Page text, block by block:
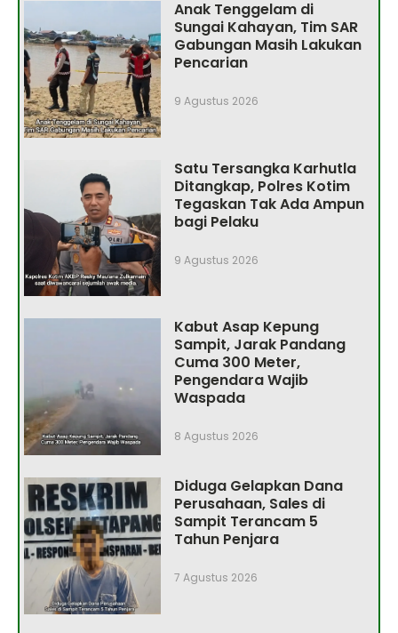
Anak Tenggelam di
Sungai Kahayan, Tim SAR
Gabungan Masih Lakukan
Pencarian
9 Agustus 2026
Satu Tersangka Karhutla
Ditangkap, Polres Kotim
Tegaskan Tak Ada Ampun
bagi Pelaku
9 Agustus 2026
Kabut Asap Kepung
Sampit, Jarak Pandang
Cuma 300 Meter,
Pengendara Wajib
Waspada
8 Agustus 2026
Diduga Gelapkan Dana
Perusahaan, Sales di
Sampit Terancam 5
Tahun Penjara
7 Agustus 2026